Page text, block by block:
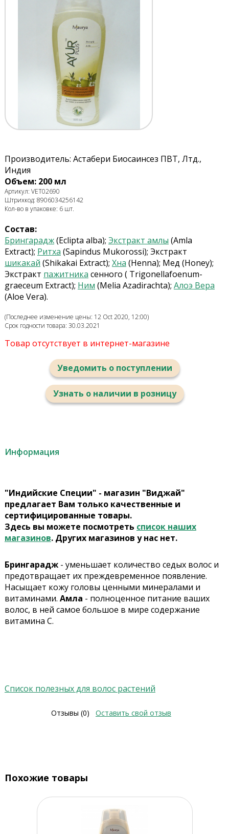
Производитель: Астабери Биосаинсез ПВТ, Лтд.,
Индия
Объем: 200 мл
Артикул: VET02690
Штрихкод: 8906034256142
Кол-во в упаковке: 6 шт.
Состав:
Брингарадж(Eclipta alba); Экстракт амлы (Amla
Extract); Ритха (Sapindus Mukorossi); Экстракт
шикакай (Shikakai Extract); Хна (Henna); Мед (Honey);
Экстракт пажитника сенного ( Trigonellafoenum-
graeceum Extract); Ним (Melia Azadirachta); Алоэ Вера
(Aloe Vera).
(Последнее изменение цены: 12 Oct 2020, 12:00)
Срок годности товара: 30.03.2021
Товар отсутствует в интернет-магазине
Уведомить о поступлении
Узнать о наличии в розницу
Информация
"Индийские Специи" - магазин "Виджай"
предлагает Вам только качественные и
сертифицированные товары.
Здесь вы можете посмотреть список наших
магазинов. Других магазинов у нас нет.
Брингарадж- уменьшает количество седых волос и
предотвращает их преждевременное появление.
Насыщает кожу головы ценными минералами и
витаминами. Амла - полноценное питание ваших
волос, в ней самое большое в мире содержание
витамина С.
Список полезных для волос растений
Отзывы (0) Оставить свой отзыв
Похожие товары